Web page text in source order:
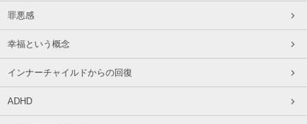
罪悪感
幸福という概念
インナーチャイルドからの回復
ADHD